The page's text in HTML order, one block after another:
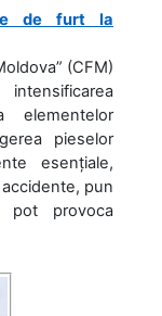
de furt la
(CFM)
pieselor
esențiale,
pun
pot provoca